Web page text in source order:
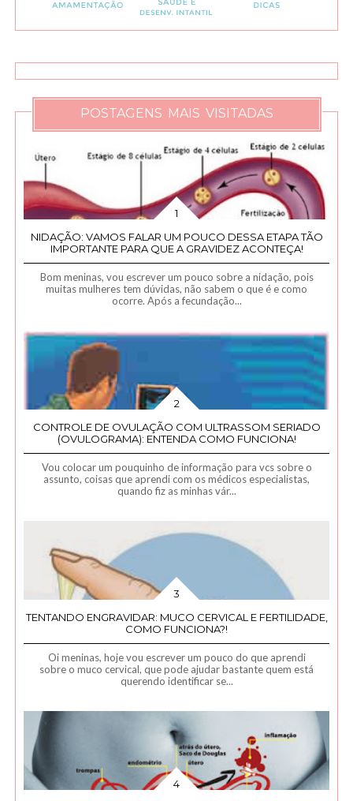
POSTAGENS MAIS VISITADAS
NIDAÇÃO: VAMOS FALAR UM POUCO DESSA ETAPA TÃO
IMPORTANTE PARA QUE A GRAVIDEZ ACONTEÇA!
Bom meninas, vou escrever um pouco sobre a nidação, pois
muitas mulheres tem dúvidas, não sabem o que é e como
ocorre. Após a fecundação...
CONTROLE DE OVULAÇÃO COM ULTRASSOM SERIADO
(OVULOGRAMA): ENTENDA COMO FUNCIONA!
Vou colocar um pouquinho de informação para vcs sobre o
assunto, coisas que aprendi com os médicos especialistas,
quando fiz as minhas vár...
TENTANDO ENGRAVIDAR: MUCO CERVICAL E FERTILIDADE,
COMO FUNCIONA?!
Oi meninas, hoje vou escrever um pouco do que aprendi
sobre o muco cervical, que pode ajudar bastante quem está
querendo identificar se...